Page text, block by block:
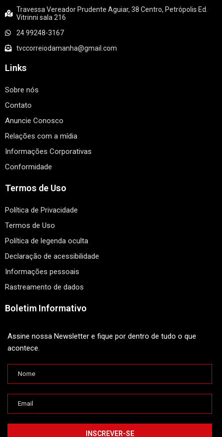
Travessa Vereador Prudente Aguiar, 38 Centro, Petrópolis Ed.
Vitrinni sala 216
24 99248-3167
tvccorreiodamanha@gmail.com
Links
Sobre nós
Contato
Anuncie Conosco
Relações com a mídia
Informações Corporativas
Conformidade
Termos de Uso
Política de Privacidade
Termos de Uso
Política de legenda oculta
Declaração de acessibilidade
Informações pessoais
Rastreamento de dados
Boletim Informativo
Assine nossa Newsletter e fique por dentro de tudo o que
acontece.